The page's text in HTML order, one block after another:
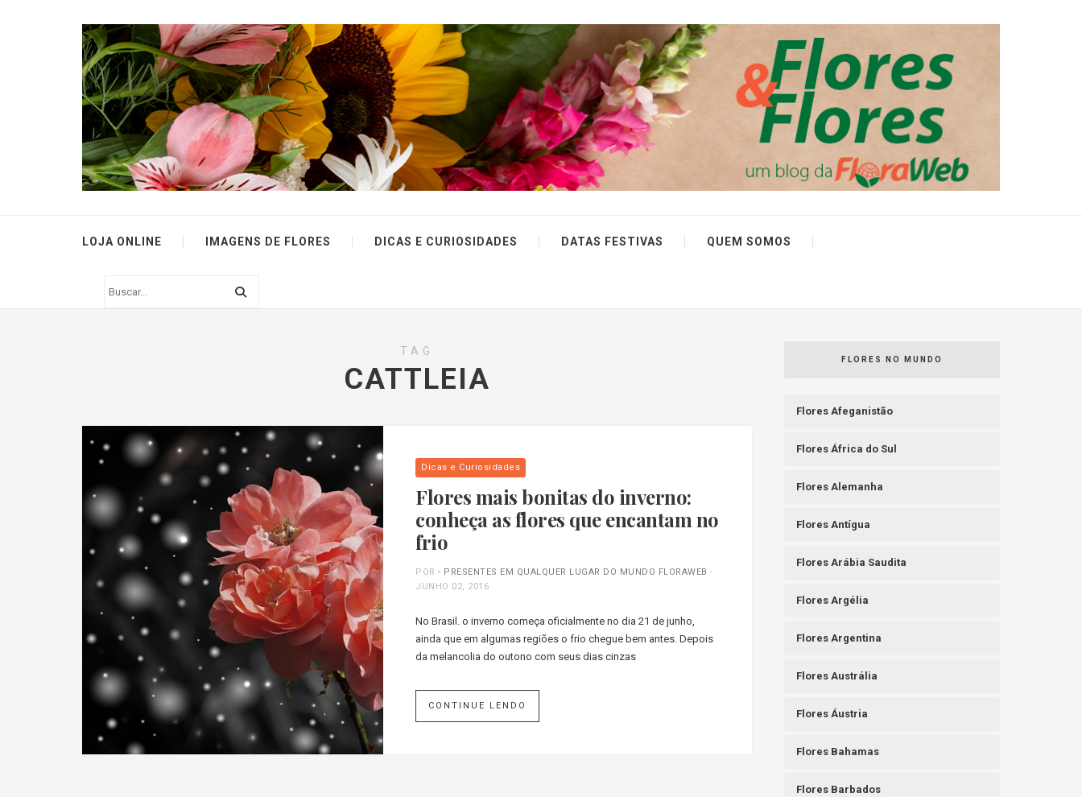
LOJA ONLINE IMAGENS DE FLORES DICAS E CURIOSIDADES DATAS FESTIVAS QUEM SOMOS
TAG
CATTLEIA
Dicas e Curiosidades
Flores mais bonitas do inverno:
conheça as flores que encantam no
frio
POR- PRESENTES EM QUALQUER LUGAR DO MUNDO FLORAWEB -
JUNHO 02, 2016
No Brasil. o inverno começa oficialmente no dia 21 de junho,
ainda que em algumas regiões o frio chegue bem antes. Depois
da melancolia do outono com seus dias cinzas
CONTINUE LENDO
FLORES NO MUNDO
Flores Afeganistão
Flores África do Sul
Flores Alemanha
Flores Antígua
Flores Arábia Saudita
Flores Argélia
Flores Argentina
Flores Austrália
Flores Áustria
Flores Bahamas
Flores Barbados